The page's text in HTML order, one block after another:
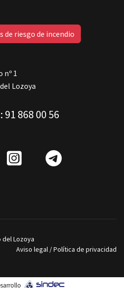
de riesgo de incendio
nº 1
Lozoya
868 00 56
IG
Lozoya
Aviso legal /Política de privacidad